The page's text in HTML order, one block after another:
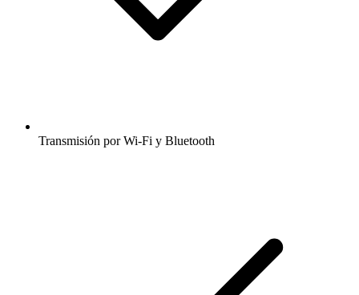
Transmisión por Wi-Fi y Bluetooth